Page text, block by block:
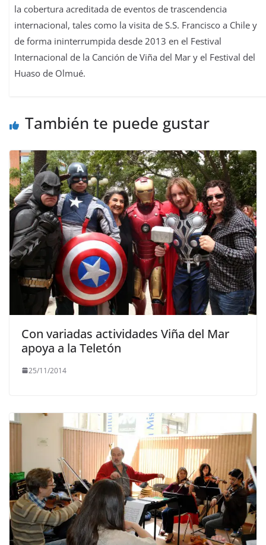
la cobertura acreditada de eventos de trascendencia
internacional, tales como la visita de S.S. Francisco a Chile y
de forma ininterrumpida desde 2013 en el Festival
Internacional de la Canción de Viña del Mar y el Festival del
Huaso de Olmué.
También te puede gustar
Con variadas actividades Viña del Mar
apoya a la Teletón
25/11/2014